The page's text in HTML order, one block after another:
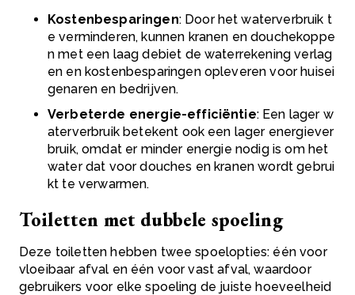
Kostenbesparingen: Door het waterverbruik t
e verminderen, kunnen kranen en douchekoppe
n met een laag debiet de waterrekening verlag
en en kostenbesparingen opleveren voor huisei
genaren en bedrijven.
Verbeterde energie-efficiëntie: Een lager w
aterverbruik betekent ook een lager energiever
bruik, omdat er minder energie nodig is om het
water dat voor douches en kranen wordt gebrui
kt te verwarmen.
Toiletten met dubbele spoeling
Deze toiletten hebben twee spoelopties: één voor
vloeibaar afval en één voor vast afval, waardoor
gebruikers voor elke spoeling de juiste hoeveelheid